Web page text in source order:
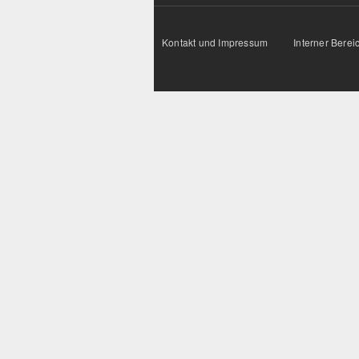
Kontakt und Impressum Interner